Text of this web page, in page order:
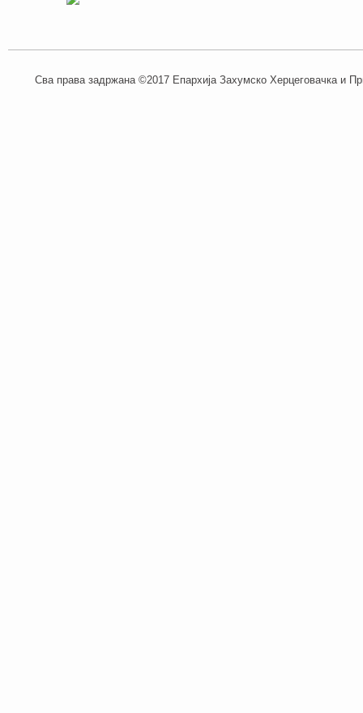
Сва права задржана ©2017 Епархија Захумско Херцеговачка и